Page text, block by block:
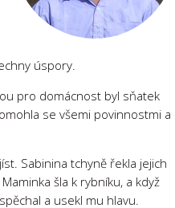
úspory.
pro domácnost byl sňatek
se všemi povinnostmi a
Sabinina tchyně řekla jejich
šla k rybníku, a když
a usekl mu hlavu.